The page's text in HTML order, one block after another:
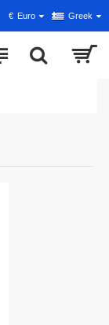
€ Euro Greek